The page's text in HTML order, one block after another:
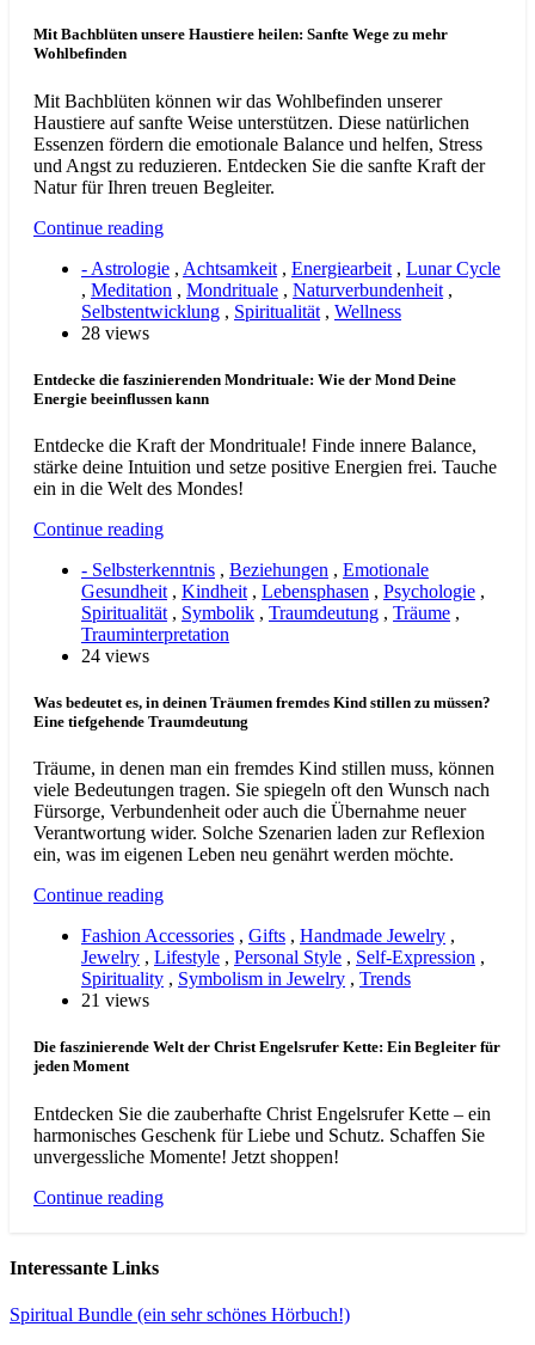
Mit Bachblüten unsere Haustiere heilen: Sanfte Wege zu mehr
Wohlbefinden
Mit Bachblüten können wir das Wohlbefinden unserer
Haustiere auf sanfte Weise unterstützen. Diese natürlichen
Essenzen fördern die emotionale Balance und helfen, Stress
und Angst zu reduzieren. Entdecken Sie die sanfte Kraft der
Natur für Ihren treuen Begleiter.
Continue reading
- Astrologie , Achtsamkeit , Energiearbeit , Lunar Cycle
, Meditation , Mondrituale , Naturverbundenheit ,
Selbstentwicklung , Spiritualität , Wellness
28 views
Entdecke die faszinierenden Mondrituale: Wie der Mond Deine
Energie beeinflussen kann
Entdecke die Kraft der Mondrituale! Finde innere Balance,
stärke deine Intuition und setze positive Energien frei. Tauche
ein in die Welt des Mondes!
Continue reading
- Selbsterkenntnis , Beziehungen , Emotionale
Gesundheit , Kindheit , Lebensphasen , Psychologie ,
Spiritualität , Symbolik , Traumdeutung , Träume ,
Trauminterpretation
24 views
Was bedeutet es, in deinen Träumen fremdes Kind stillen zu müssen?
Eine tiefgehende Traumdeutung
Träume, in denen man ein fremdes Kind stillen muss, können
viele Bedeutungen tragen. Sie spiegeln oft den Wunsch nach
Fürsorge, Verbundenheit oder auch die Übernahme neuer
Verantwortung wider. Solche Szenarien laden zur Reflexion
ein, was im eigenen Leben neu genährt werden möchte.
Continue reading
Fashion Accessories , Gifts , Handmade Jewelry ,
Jewelry , Lifestyle , Personal Style , Self-Expression ,
Spirituality , Symbolism in Jewelry , Trends
21 views
Die faszinierende Welt der Christ Engelsrufer Kette: Ein Begleiter für
jeden Moment
Entdecken Sie die zauberhafte Christ Engelsrufer Kette – ein
harmonisches Geschenk für Liebe und Schutz. Schaffen Sie
unvergessliche Momente! Jetzt shoppen!
Continue reading
Interessante Links
Spiritual Bundle (ein sehr schönes Hörbuch!)